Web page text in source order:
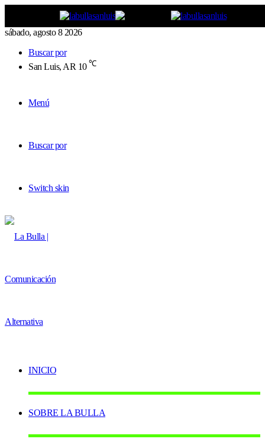
sábado, agosto 8 2026
Buscar por
San Luis, AR 10 ℃
Menú
Buscar por
Switch skin
INICIO
SOBRE LA BULLA